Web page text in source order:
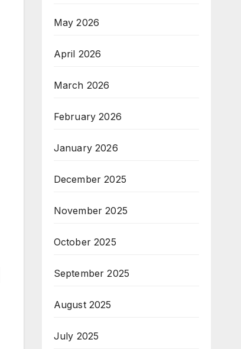
May 2026
April 2026
March 2026
February 2026
January 2026
December 2025
November 2025
October 2025
September 2025
August 2025
July 2025